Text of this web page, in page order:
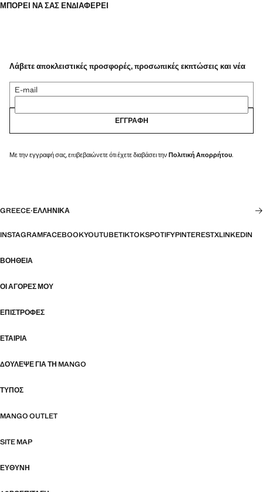
ΜΠΟΡΕΊ ΝΑ ΣΑΣ ΕΝΔΙΑΦΈΡΕΙ
Λάβετε αποκλειστικές προσφορές, προσωπικές εκπτώσεις και νέα
E-mail
ΕΓΓΡΑΦΉ
Με την εγγραφή σας, επιβεβαιώνετε ότι έχετε διαβάσει την Πολιτική Απορρήτου.
GREECE·ΕΛΛΗΝΙΚΆ
INSTAGRAMFACEBOOKYOUTUBETIKTOKSPOTIFYPINTERESTXLINKEDIN
ΒΟΉΘΕΙΑ
ΟΙ ΑΓΟΡΈΣ ΜΟΥ
ΕΠΙΣΤΡΟΦΈΣ
ΕΤΑΙΡΊΑ
ΔΟΎΛΕΨΕ ΓΙΑ ΤΗ MANGO
ΤΎΠΟΣ
MANGO OUTLET
SITE MAP
ΕΥΘΥΝΗ